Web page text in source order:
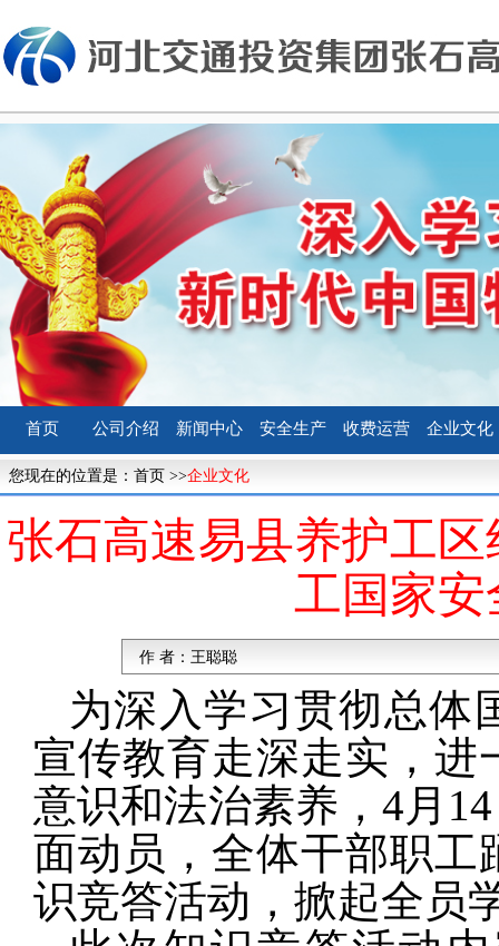
首页 公司介绍 新闻中心 安全生产 收费运营 企业文化
您现在的位置是： 首页 >>企业文化
张石高速易县养护工
工国家
作 者： 王聪聪
为深入学习贯彻总体
宣传教育走深走实，
意识和法治素养，4月
面动员，全体干部职工
识竞答活动，掀起全员